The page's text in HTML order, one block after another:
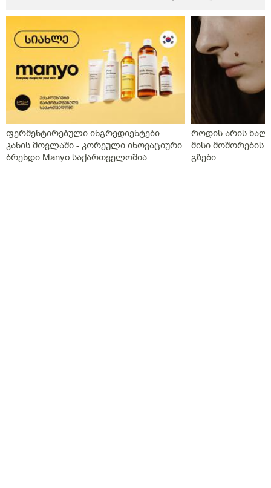
ფერმენტირებული ინგრედიენტები
კანის მოვლაში - კორეული ინოვაციური
ბრენდი Manyo საქართველოშია
როდის არის
მისი მოშორების
გზები